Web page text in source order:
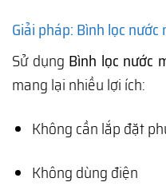
Giải pháp: Bình lọc nước
Sử dụng Bình lọc nước
mang lại nhiều lợi ích:
Không cần lắp đặt
Không dùng điện